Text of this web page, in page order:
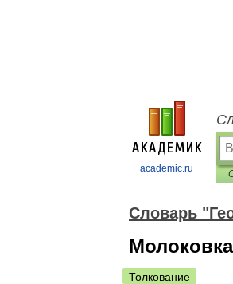
academic.ru
Словарь
Молоковка
Толкование